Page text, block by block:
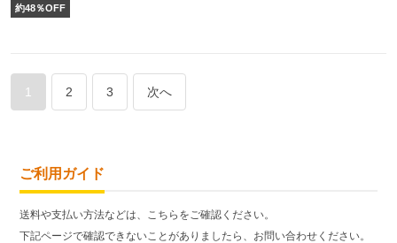
約48％OFF
1 2 3 次へ
ご利用ガイド
送料や支払い方法などは、こちらをご確認ください。
下記ページで確認できないことがありましたら、お問い合わせください。